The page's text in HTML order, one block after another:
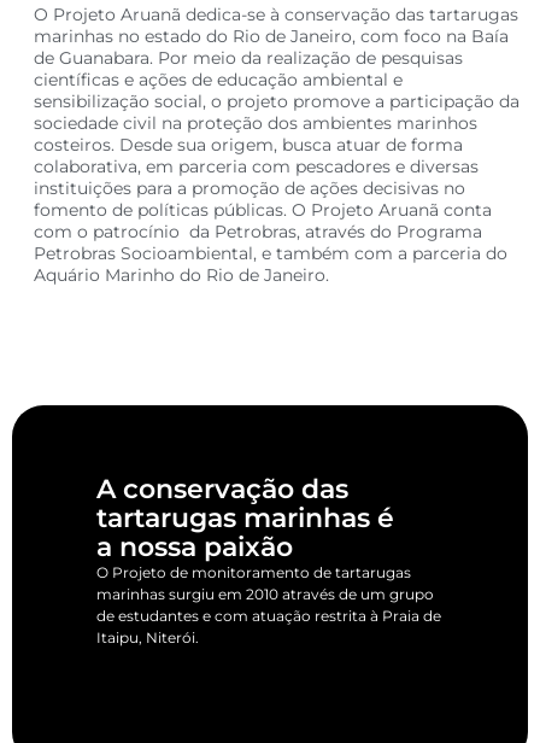
O Projeto Aruanã dedica-se à conservação das tartarugas
marinhas no estado do Rio de Janeiro, com foco na Baía
de Guanabara. Por meio da realização de pesquisas
científicas e ações de educação ambiental e
sensibilização social, o projeto promove a participação da
sociedade civil na proteção dos ambientes marinhos
costeiros. Desde sua origem, busca atuar de forma
colaborativa, em parceria com pescadores e diversas
instituições para a promoção de ações decisivas no
fomento de políticas públicas. O Projeto Aruanã conta
com o patrocínio da Petrobras, através do Programa
Petrobras Socioambiental, e também com a parceria do
Aquário Marinho do Rio de Janeiro.
A conservação das
tartarugas marinhas é
a nossa paixão
O Projeto de monitoramento de tartarugas
marinhas surgiu em 2010 através de um grupo
de estudantes e com atuação restrita à Praia de
Itaipu, Niterói.